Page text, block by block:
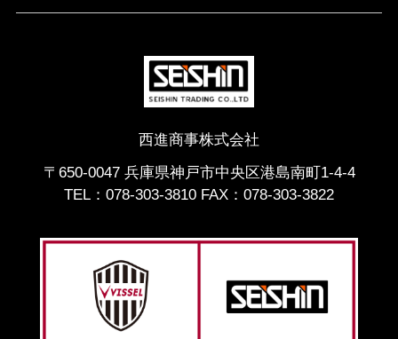
西進商事株式会社
〒650-0047 兵庫県神戸市中央区港島南町1-4-4
TEL： 078-303-3810 FAX：078-303-3822